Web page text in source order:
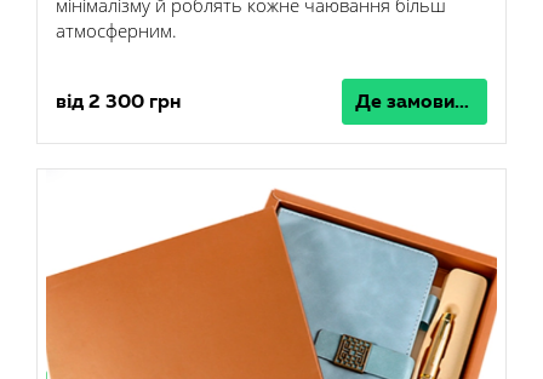
мінімалізму й роблять кожне чаювання більш
атмосферним.
від 2 300 грн Де замовити